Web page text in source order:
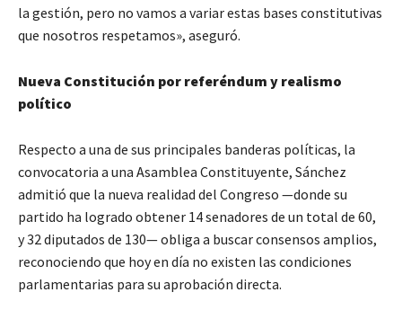
la gestión, pero no vamos a variar estas bases constitutivas
que nosotros respetamos», aseguró.
Nueva Constitución por referéndum y realismo
político
Respecto a una de sus principales banderas políticas, la
convocatoria a una Asamblea Constituyente, Sánchez
admitió que la nueva realidad del Congreso —donde su
partido ha logrado obtener 14 senadores de un total de 60,
y 32 diputados de 130— obliga a buscar consensos amplios,
reconociendo que hoy en día no existen las condiciones
parlamentarias para su aprobación directa.